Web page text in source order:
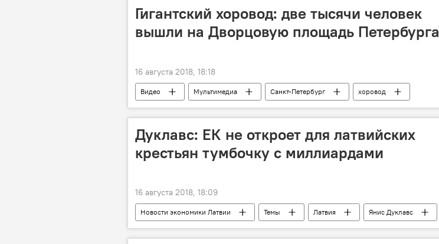
Гигантский хоровод: две тысячи человек
вышли на Дворцовую площадь Петербурга
16 августа 2018, 18:18
Видео Мультимедиа Санкт-Петербург хоровод
Дуклавс: ЕК не откроет для латвийских
крестьян тумбочку с миллиардами
16 августа 2018, 18:09
Новости экономики Латвии Темы Латвия
Янис Дуклавс
Министерство земледелия
Еврокомиссия